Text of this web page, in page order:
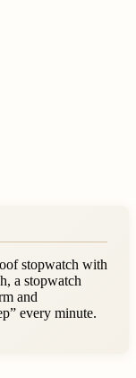
stopwatch with
a stopwatch
and
every minute.